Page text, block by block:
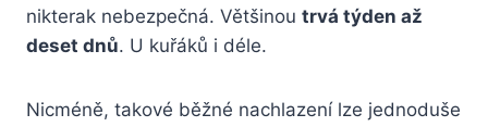
nikterak nebezpečná. Většinou trvá týden až
deset dnů. U kuřáků i déle.
Nicméně, takové běžné nachlazení lze jednoduše